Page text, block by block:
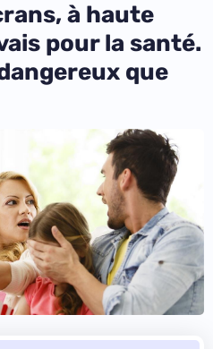
à haute
pour la santé.
que